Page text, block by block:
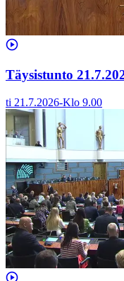
Täysistunto
ti 21.7.2026-Klo 9.00